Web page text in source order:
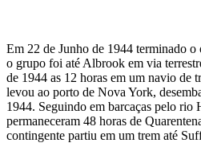
Em 22 de Junho de 1944 terminado o
o grupo foi até Albrook em via
de 1944 as 12 horas em um navio de
levou ao porto de Nova York,
1944. Seguindo em barcaças pelo rio
permaneceram 48 horas de
contingente partiu em um trem até